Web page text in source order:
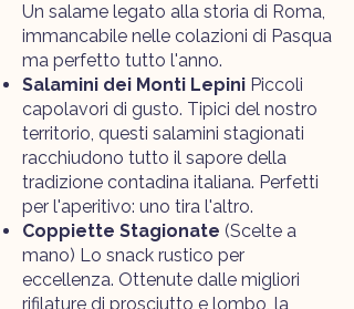
Un salame legato alla storia di Roma,
immancabile nelle colazioni di Pasqua
ma perfetto tutto l'anno.
Salamini dei Monti Lepini Piccoli
capolavori di gusto. Tipici del nostro
territorio, questi salamini stagionati
racchiudono tutto il sapore della
tradizione contadina italiana. Perfetti
per l'aperitivo: uno tira l'altro.
Coppiette Stagionate (Scelte a
mano) Lo snack rustico per
eccellenza. Ottenute dalle migliori
rifilature di prosciutto e lombo, la